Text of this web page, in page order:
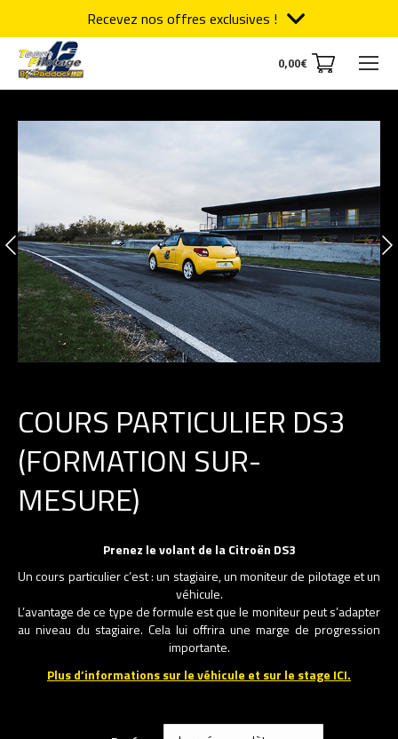
0,00€
COURS PARTICULIER DS3
(FORMATION SUR-
MESURE)
Prenez le volant de la Citroën DS3
Un cours particulier c’est : un stagiaire, un moniteur de pilotage et un
véhicule.
L’avantage de ce type de formule est que le moniteur peut s’adapter
au niveau du stagiaire. Cela lui offrira une marge de progression
importante.
Plus d’informations sur le véhicule et sur le stage ICI.
Recevez nos offres exclusives !